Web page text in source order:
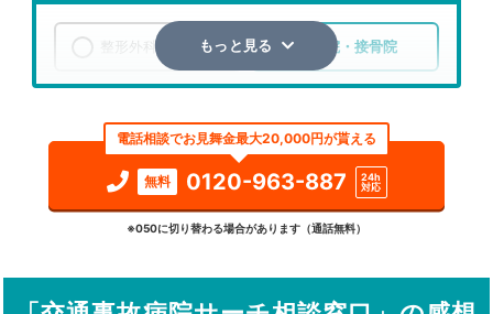
整形外科 整骨院・接骨院
検索する
詳細条件で絞り込む
駅から探す 院名から探す
もっと見る
電話相談でお見舞金最大20,000円が貰える
無料 0120-963-887
24h
対応
※050に切り替わる場合があります（通話無料）